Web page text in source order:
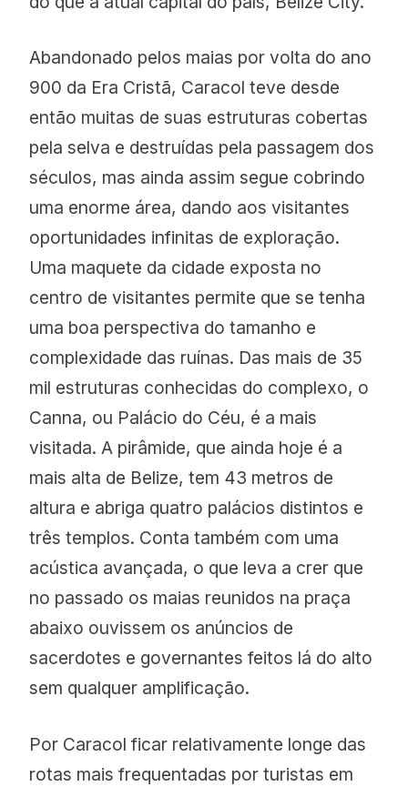
Abandonado pelos maias por volta do ano
900 da Era Cristã, Caracol teve desde
então muitas de suas estruturas cobertas
pela selva e destruídas pela passagem dos
séculos, mas ainda assim segue cobrindo
uma enorme área, dando aos visitantes
oportunidades infinitas de exploração.
Uma maquete da cidade exposta no
centro de visitantes permite que se tenha
uma boa perspectiva do tamanho e
complexidade das ruínas. Das mais de 35
mil estruturas conhecidas do complexo, o
Canna, ou Palácio do Céu, é a mais
visitada. A pirâmide, que ainda hoje é a
mais alta de Belize, tem 43 metros de
altura e abriga quatro palácios distintos e
três templos. Conta também com uma
acústica avançada, o que leva a crer que
no passado os maias reunidos na praça
abaixo ouvissem os anúncios de
sacerdotes e governantes feitos lá do alto
sem qualquer amplificação.
Por Caracol ficar relativamente longe das
rotas mais frequentadas por turistas em